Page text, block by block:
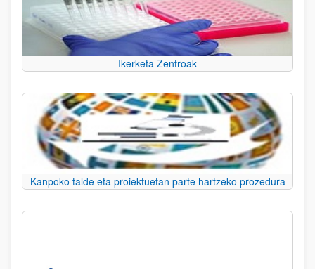
Ikerketa Zentroak
Kanpoko talde eta proiektuetan parte hartzeko prozedura